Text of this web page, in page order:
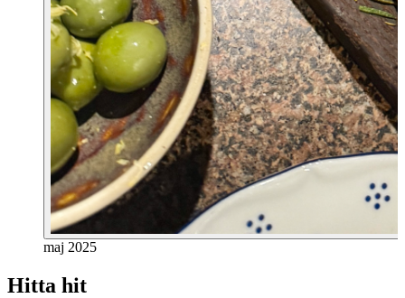
maj 2025
Hitta hit